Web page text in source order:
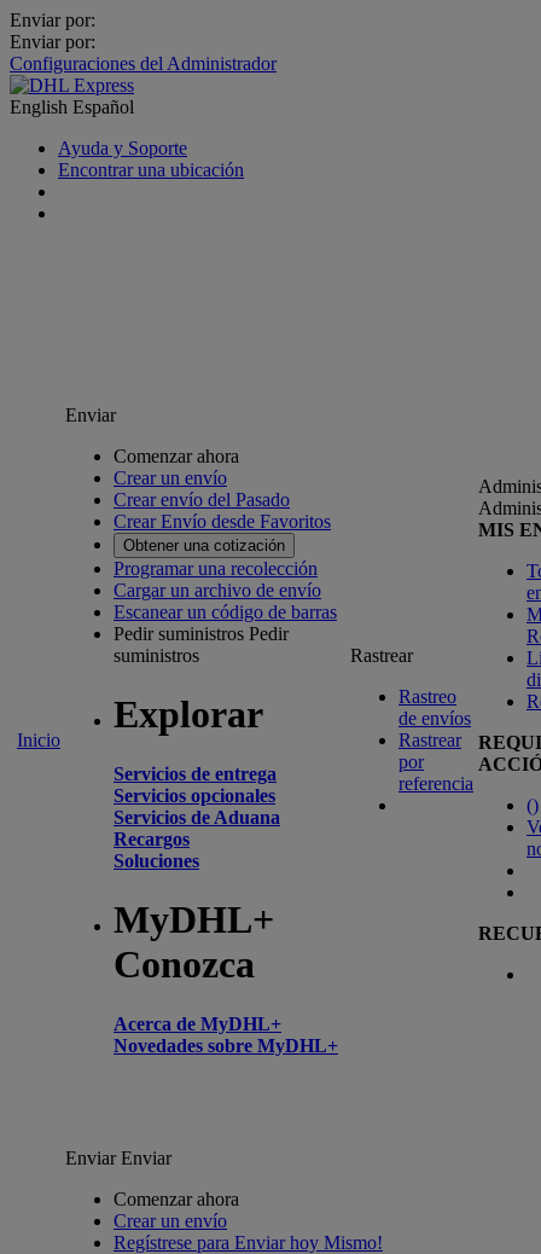
Enviar por:
Enviar por:
Configuraciones del Administrador
English Español
Ayuda y Soporte
Encontrar una ubicación
Inicio
Enviar
Comenzar ahora
Crear un envío
Crear envío del Pasado
Crear Envío desde Favoritos
Obtener una cotización
Programar una recolección
Cargar un archivo de envío
Escanear un código de barras
Pedir suministros Pedir
suministros
Explorar
Servicios de entrega
Servicios opcionales
Servicios de Aduana
Recargos
Soluciones
MyDHL+
Conozca
Acerca de MyDHL+
Novedades sobre MyDHL+
Rastrear
Rastreo
de envíos
Rastrear
por
referencia
MIS
()
EnviarEnviar
Comenzar ahora
Crear un envío
Regístrese para Enviar hoy Mismo!